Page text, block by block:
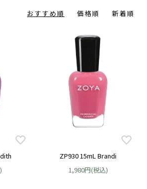
おすすめ順 価格順 新着順
ZP930 15mL Brandi
1,980円(税込)